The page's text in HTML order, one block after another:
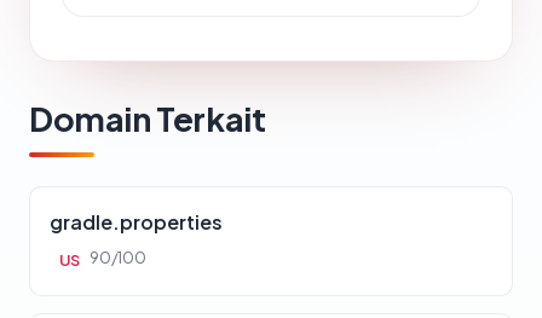
Domain Terkait
gradle.properties
US 90/100